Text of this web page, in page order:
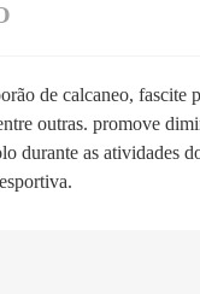
de calcaneo, fascite
outras. promove
durante as atividades